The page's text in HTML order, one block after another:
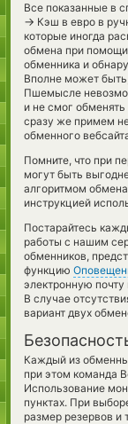
Все показанные в
→ Кэш в евро в
которые иногда
обмена при помощи
обменника и
Вполне может
Пшемысле
и не смог
сразу же примем
обменного
Помните, что при
могут быть
алгоритмом
инструкцией
Постарайтесь
работы с нашим
обменников,
функцию
электронную
В случае
вариант двух
Каждый из
при этом команда
Использование
пунктах. При
размер резервов и